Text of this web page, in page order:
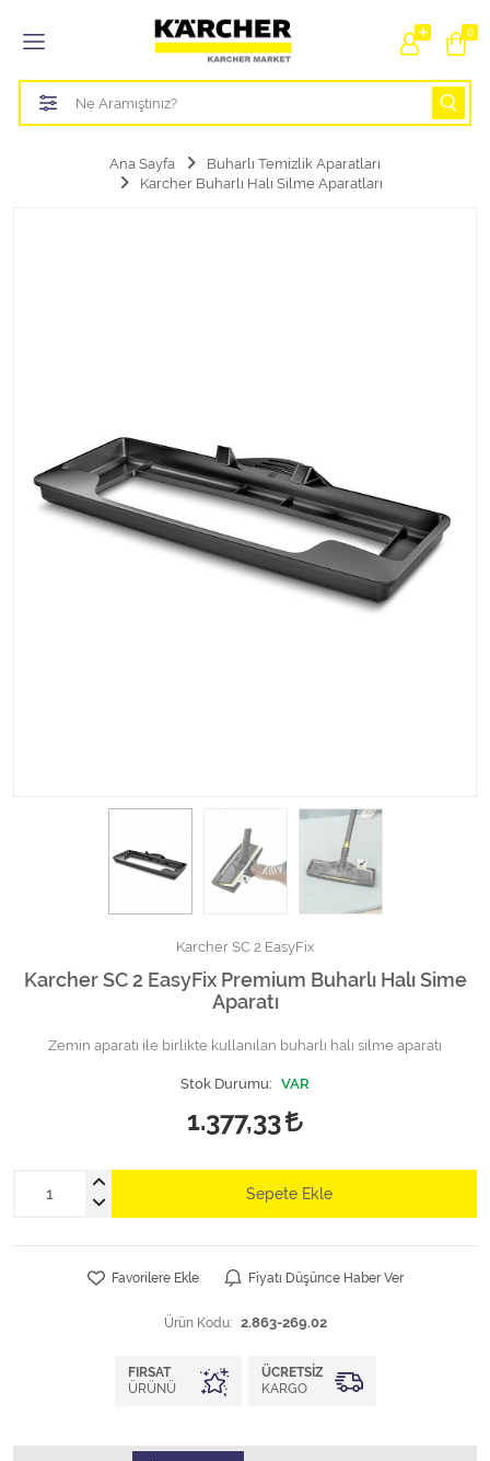
0
Tüm Kategoriler
Bahçe Sulama Ürünleri
Buharlı Temizlik Aparatları
Zemin Temizlik Makine Parçaları
Kimyasallar Deterjanlar
Ana Sayfa
Buharlı Temizlik Aparatları
Karcher Buharlı Halı Silme Aparatları
Karcher SC 2 EasyFix
Karcher SC 2 EasyFix Premium Buharlı Halı Sime
Aparatı
Zemin aparatı ile birlikte kullanılan buharlı halı silme aparatı
Stok Durumu: VAR
1.377,33
Sepete Ekle
Favorilere Ekle Fiyatı Düşünce Haber Ver
Ürün Kodu: 2.863-269.02
FIRSAT
ÜRÜNÜ
ÜCRETSIZ
KARGO